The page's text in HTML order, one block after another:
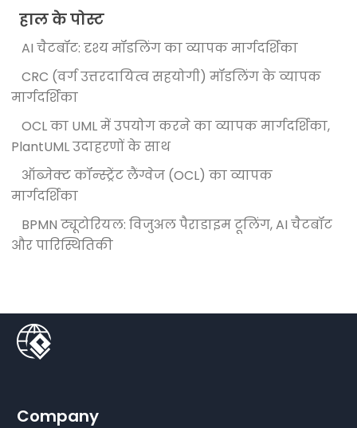
हाल के पोस्ट
AI चैटबॉट: दृश्य मॉडलिंग का व्यापक मार्गदर्शिका
CRC (वर्ग उत्तरदायित्व सहयोगी) मॉडलिंग के व्यापक
मार्गदर्शिका
OCL का UML में उपयोग करने का व्यापक मार्गदर्शिका,
PlantUML उदाहरणों के साथ
ऑब्जेक्ट कॉन्स्ट्रेंट लैंग्वेज (OCL) का व्यापक
मार्गदर्शिका
BPMN ट्यूटोरियल: विजुअल पैराडाइम टूलिंग, AI चैटबॉट
और पारिस्थितिकी
Company